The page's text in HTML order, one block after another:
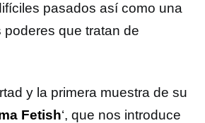
pasados así como una
poderes que tratan de
y la primera muestra de su
Fetish‘, que nos introduce